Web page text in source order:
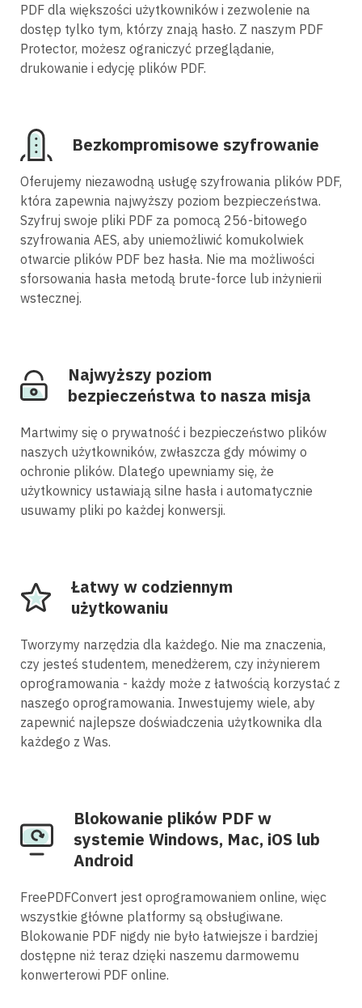
PDF dla większości użytkowników i zezwolenie na
dostęp tylko tym, którzy znają hasło. Z naszym PDF
Protector, możesz ograniczyć przeglądanie,
drukowanie i edycję plików PDF.
Bezkompromisowe szyfrowanie
Oferujemy niezawodną usługę szyfrowania plików PDF,
która zapewnia najwyższy poziom bezpieczeństwa.
Szyfruj swoje pliki PDF za pomocą 256-bitowego
szyfrowania AES, aby uniemożliwić komukolwiek
otwarcie plików PDF bez hasła. Nie ma możliwości
sforsowania hasła metodą brute-force lub inżynierii
wstecznej.
Najwyższy poziom
bezpieczeństwa to nasza misja
Martwimy się o prywatność i bezpieczeństwo plików
naszych użytkowników, zwłaszcza gdy mówimy o
ochronie plików. Dlatego upewniamy się, że
użytkownicy ustawiają silne hasła i automatycznie
usuwamy pliki po każdej konwersji.
Łatwy w codziennym
użytkowaniu
Tworzymy narzędzia dla każdego. Nie ma znaczenia,
czy jesteś studentem, menedżerem, czy inżynierem
oprogramowania - każdy może z łatwością korzystać z
naszego oprogramowania. Inwestujemy wiele, aby
zapewnić najlepsze doświadczenia użytkownika dla
każdego z Was.
Blokowanie plików PDF w
systemie Windows, Mac, iOS lub
Android
FreePDFConvert jest oprogramowaniem online, więc
wszystkie główne platformy są obsługiwane.
Blokowanie PDF nigdy nie było łatwiejsze i bardziej
dostępne niż teraz dzięki naszemu darmowemu
konwerterowi PDF online.